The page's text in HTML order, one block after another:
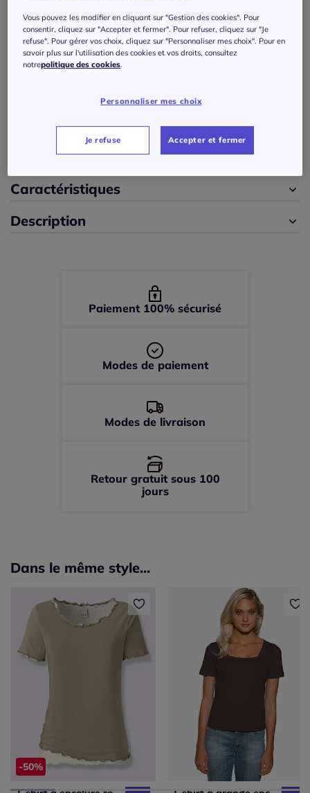
Taille :
Veuillez sélectionner une taille
36 -épuisé
En stock
42 -épuisé
44 -En stock
J'ajoute au panier
Caractéristiques
Description
Paiement 100% sécurisé
Modes de paiement
Modes de livraison
Retour gratuit sous 100
jours
Dans le même style...
-50%
Vous pouvez les modifier en cliquant sur "Gestion des cookies". Pour
consentir, cliquez sur "Accepter et fermer". Pour refuser, cliquez sur "Je
refuse". Pour gérer vos choix, cliquez sur "Personnaliser mes choix". Pour en
savoir plus sur l'utilisation des cookies et vos droits, consultez
notrepolitique des cookies.
Personnaliser mes choix
Je refuse Accepter et fermer